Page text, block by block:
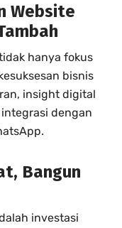
Website
hanya fokus
bisnis
insight digital
dengan
Bangun
investasi